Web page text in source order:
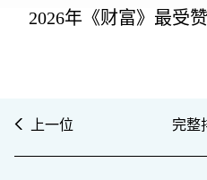
2026年《财富》最受
上一位 完整